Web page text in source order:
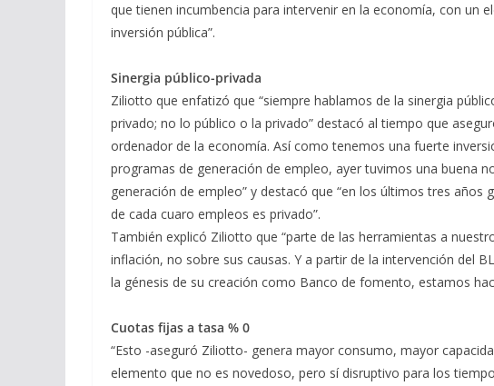
que tienen incumbencia para intervenir en la economía, con un
inversión pública”.
Sinergia público-privada
Ziliotto que enfatizó que “siempre hablamos de la sinergia
privado; no lo público o la privado” destacó al tiempo que
ordenador de la economía. Así como tenemos una fuerte
programas de generación de empleo, ayer tuvimos una buena
generación de empleo” y destacó que “en los últimos tres
de cada cuaro empleos es privado”.
También explicó Ziliotto que “parte de las herramientas a
inflación, no sobre sus causas. Y a partir de la intervención del
la génesis de su creación como Banco de fomento, estamos
Cuotas fijas a tasa % 0
“Esto -aseguró Ziliotto- genera mayor consumo, mayor
elemento que no es novedoso, pero sí disruptivo para los